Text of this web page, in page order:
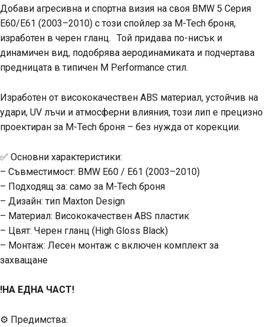
Добави агресивна и спортна визия на своя BMW 5 Серия
E60/E61 (2003–2010) с този спойлер за M-Tech броня,
изработен в черен гланц. Той придава по-нисък и
динамичен вид, подобрява аеродинамиката и подчертава
предницата в типичен M Performance стил.
Изработен от висококачествен ABS материал, устойчив на
удари, UV лъчи и атмосферни влияния, този лип е прецизно
проектиран за M-Tech броня – без нужда от корекции.
✅ Основни характеристики:
– Съвместимост: BMW E60 / E61 (2003–2010)
– Подходящ за: само за M-Tech броня
– Дизайн: тип Maxton Design
– Материал: Висококачествен ABS пластик
– Цвят: Черен гланц (High Gloss Black)
– Монтаж: Лесен монтаж с включен комплект за
захващане
!НА ЕДНА ЧАСТ!
⚙️ Предимства: